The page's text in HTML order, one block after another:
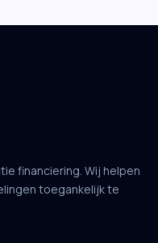
financiering. Wij helpen
toegankelijk te